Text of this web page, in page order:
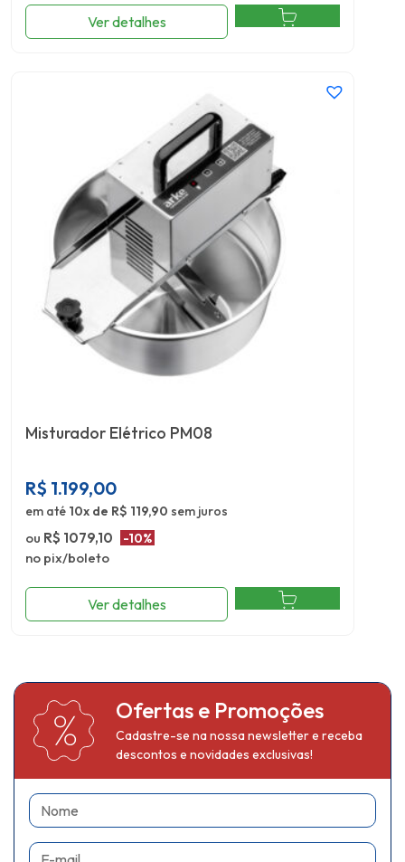
Ver detalhes
Misturador Elétrico PM08
R$ 1.199,00
em até 10x de R$ 119,90 sem juros
ou R$ 1079,10 -10%
no pix/boleto
Ver detalhes
Ofertas e Promoções
Cadastre-se na nossa newsletter e receba
descontos e novidades exclusivas!
Nome
E-mail